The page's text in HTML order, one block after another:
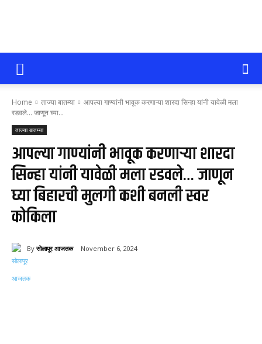
सोलापूर
आजतक
Home ताज्या बातम्या
आपल्या गाण्यांनी भावूक करणाऱ्या शारदा सिन्हा यांनी यावेळी मला
रडवले... जाणून घ्या...
ताज्या बातम्या
आपल्या गाण्यांनी भावूक करणाऱ्या शारदा
सिन्हा यांनी यावेळी मला रडवले… जाणून
घ्या बिहारची मुलगी कशी बनली स्वर
कोकिला
By सोलापूर आजतक November 6, 2024